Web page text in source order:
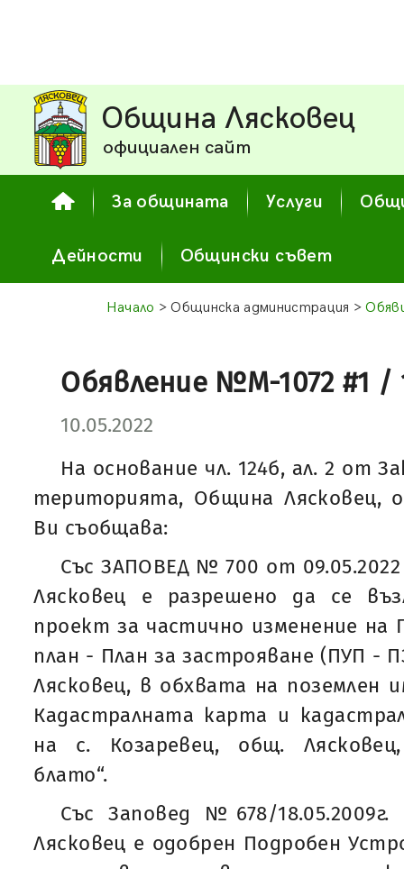
Община Лясковец
официален сайт
За общината Услуги
Дейности Общински съвет
Начало > Общинска администрация >
Обявление №М-1072 #1 /
10.05.2022
На основание чл. 124б, ал. 2 от
територията, Община Лясковец,
Ви съобщава:
Със ЗАПОВЕД № 700 от
Лясковец е разрешено да се
проект за частично изменение на
план - План за застрояване (ПУП -
Лясковец, в обхвата на поземлен
Кадастралната карта и
на с. Козаревец, общ.
блато“.
Със Заповед №678/
Лясковец е одобрен Подробен